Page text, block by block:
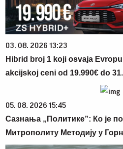
03. 08. 2026 13:23
Hibrid broj 1 koji osvaja
akcijskoj ceni od 19.990€ do
05. 08. 2026 15:45
Сазнања „Политике”: Ко је
Митрополиту Методију у